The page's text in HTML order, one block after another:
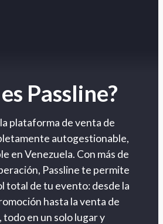
Passline?
plataforma de venta de
autogestionable,
en Venezuela. Con más de
Passline te permite
total de tu evento: desde la
hasta la venta de
todo en un solo lugar y